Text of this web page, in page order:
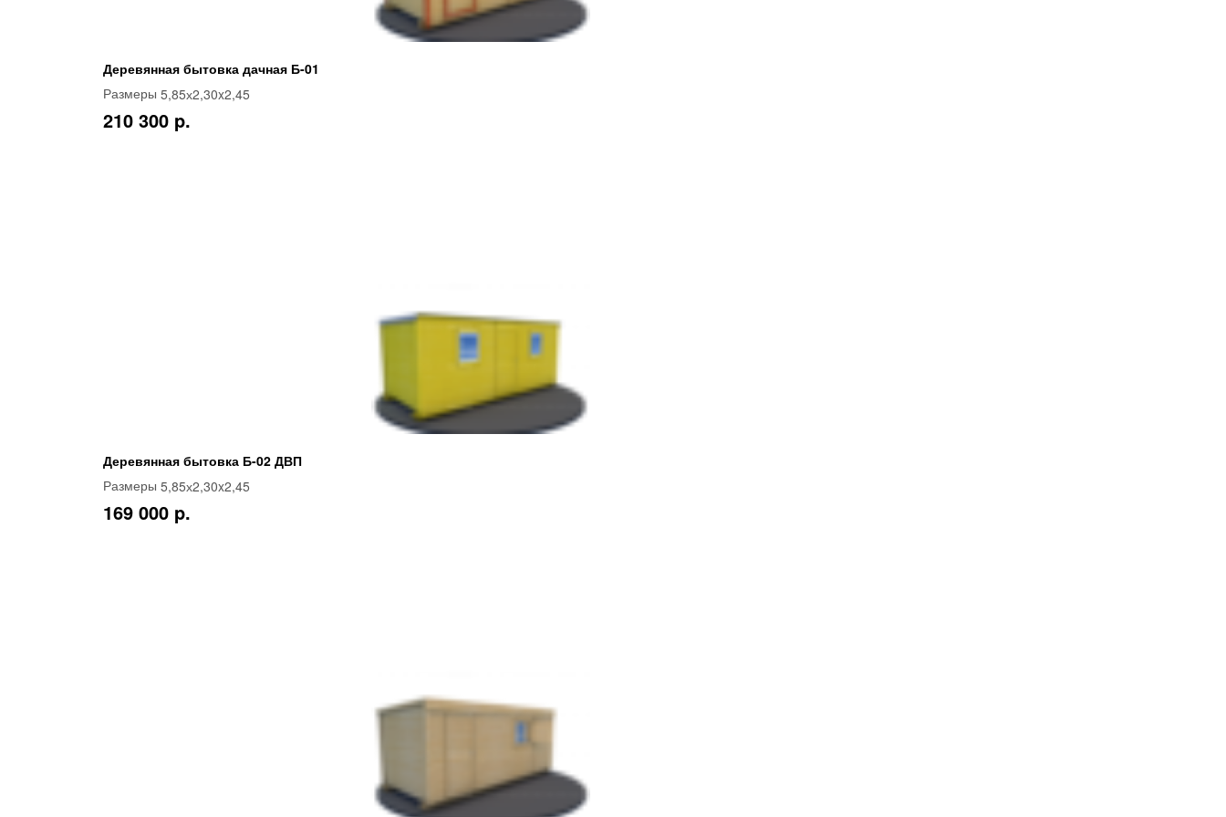
Деревянная бытовка дачная Б-01
Размеры 5,85х2,30x2,45
210 300 p.
Деревянная бытовка Б-02 ДВП
Размеры 5,85х2,30x2,45
169 000 p.